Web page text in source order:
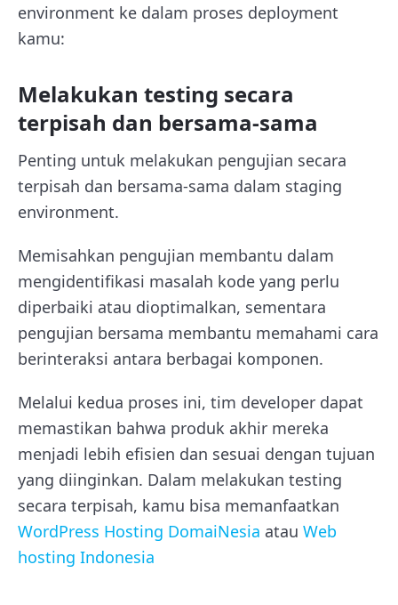
environment ke dalam proses deployment
kamu:
Melakukan testing secara
terpisah dan bersama-sama
Penting untuk melakukan pengujian secara
terpisah dan bersama-sama dalam staging
environment.
Memisahkan pengujian membantu dalam
mengidentifikasi masalah kode yang perlu
diperbaiki atau dioptimalkan, sementara
pengujian bersama membantu memahami cara
berinteraksi antara berbagai komponen.
Melalui kedua proses ini, tim developer dapat
memastikan bahwa produk akhir mereka
menjadi lebih efisien dan sesuai dengan tujuan
yang diinginkan. Dalam melakukan testing
secara terpisah, kamu bisa memanfaatkan
WordPress Hosting DomaiNesia atau Web
hosting Indonesia